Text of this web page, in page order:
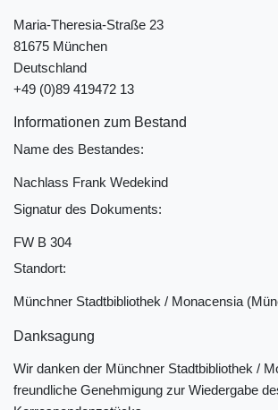
Maria-Theresia-Straße 23
81675 München
Deutschland
+49 (0)89 419472 13
Informationen zum Bestand
Name des Bestandes:
Nachlass Frank Wedekind
Signatur des Dokuments:
FW B 304
Standort:
Münchner Stadtbibliothek / Monacensia
Danksagung
Wir danken der Münchner Stadtbibliothek /
freundliche Genehmigung zur Wiedergabe